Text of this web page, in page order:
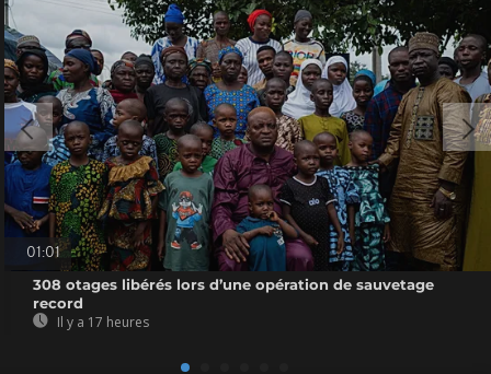
01:01
308 otages libérés lors d’une opération de sauvetage
record
Il y a 17 heures